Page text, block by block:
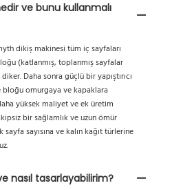
ve bunu kullanmalı
dikiş makinesi tüm iç sayfaları
(katlanmış, toplanmış sayfalar
Daha sonra güçlü bir yapıştırıcı
bloğu omurgaya ve kapaklara
yüksek maliyet ve ek üretim
bir sağlamlık ve uzun ömür
sayısına ve kalın kağıt türlerine
nasıl tasarlayabilirim?